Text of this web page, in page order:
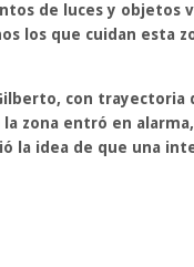
de luces y objetos
los que cuidan esta
con trayectoria
zona entró en
la idea de que una